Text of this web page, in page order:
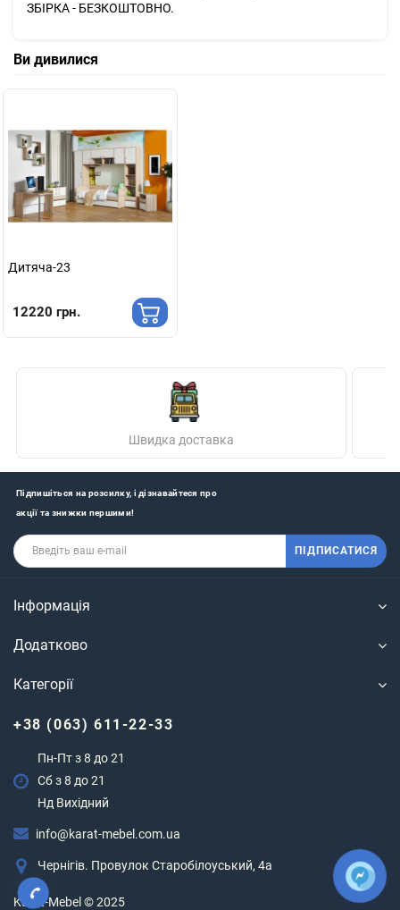
ЗБІРКА - БЕЗКОШТОВНО.
Ви дивилися
Дитяча-23
12220 грн.
Швидка доставка
Підпишіться на розсилку, і дізнавайтеся про
акції та знижки першими!
ПІДПИСАТИСЯ
Інформація
Додатково
Категорії
+38 (063) 611-22-33
Пн-Пт з 8 до 21
Сб з 8 до 21
Нд Вихідний
info@karat-mebel.com.ua
Чернігів. Провулок Старобілоуський, 4а
Karat-Mebel © 2025